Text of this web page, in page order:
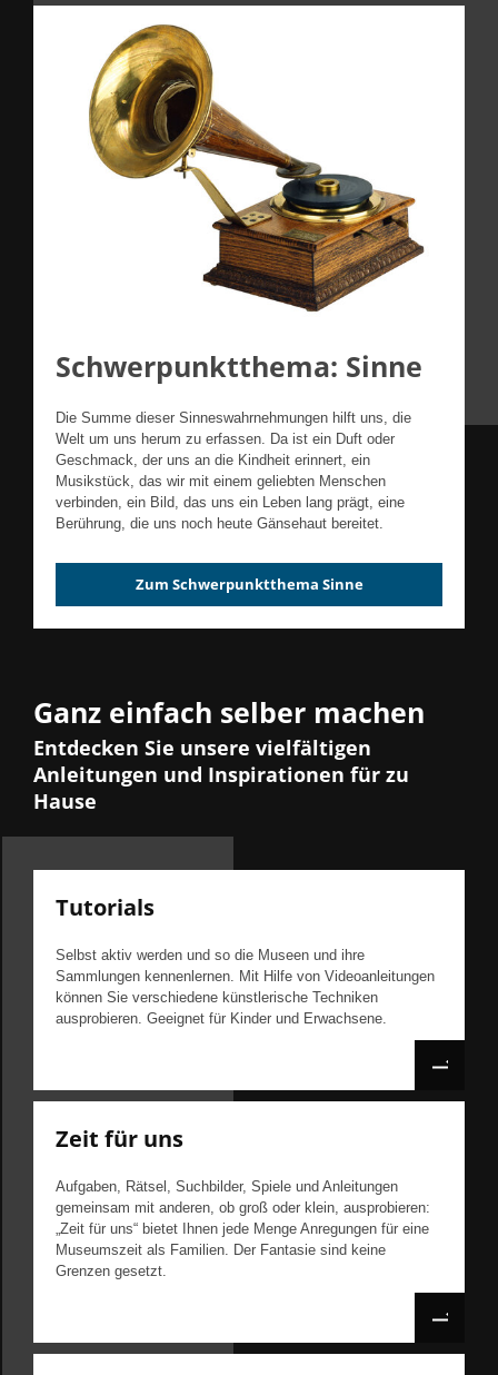
Schwerpunktthema: Sinne
Die Summe dieser Sinneswahrnehmungen hilft uns, die
Welt um uns herum zu erfassen. Da ist ein Duft oder
Geschmack, der uns an die Kindheit erinnert, ein
Musikstück, das wir mit einem geliebten Menschen
verbinden, ein Bild, das uns ein Leben lang prägt, eine
Berührung, die uns noch heute Gänsehaut bereitet.
Zum Schwerpunktthema Sinne
Ganz einfach selber machen
Entdecken Sie unsere vielfältigen
Anleitungen und Inspirationen für zu
Hause
Tutorials
Selbst aktiv werden und so die Museen und ihre
Sammlungen kennenlernen. Mit Hilfe von Videoanleitungen
können Sie verschiedene künstlerische Techniken
ausprobieren. Geeignet für Kinder und Erwachsene.
Zeit für uns
Aufgaben, Rätsel, Suchbilder, Spiele und Anleitungen
gemeinsam mit anderen, ob groß oder klein, ausprobieren:
„Zeit für uns“ bietet Ihnen jede Menge Anregungen für eine
Museumszeit als Familien. Der Fantasie sind keine
Grenzen gesetzt.